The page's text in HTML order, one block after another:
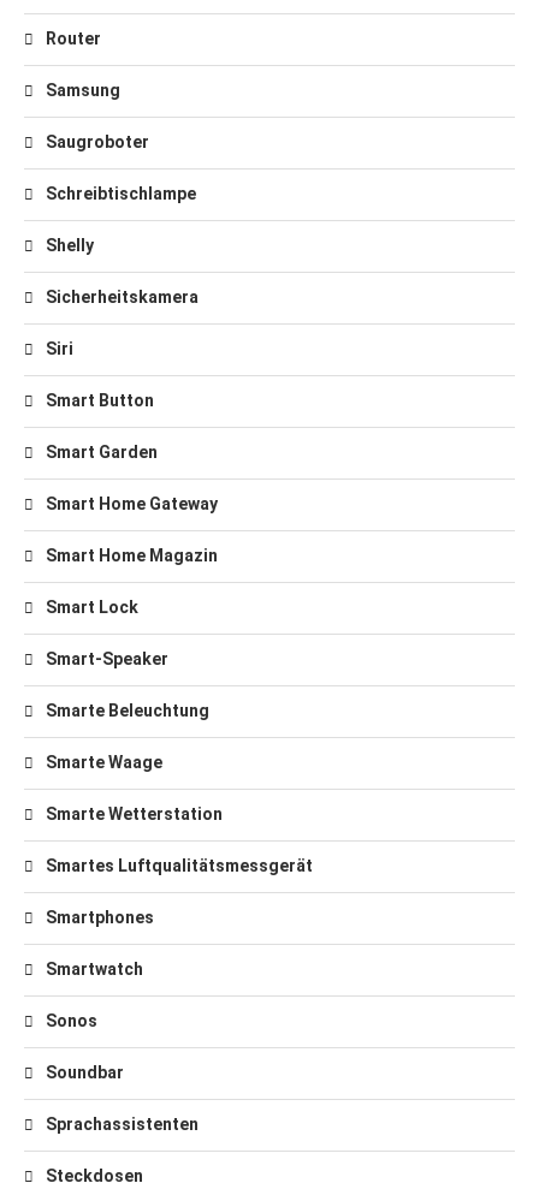
Router
Samsung
Saugroboter
Schreibtischlampe
Shelly
Sicherheitskamera
Siri
Smart Button
Smart Garden
Smart Home Gateway
Smart Home Magazin
Smart Lock
Smart-Speaker
Smarte Beleuchtung
Smarte Waage
Smarte Wetterstation
Smartes Luftqualitätsmessgerät
Smartphones
Smartwatch
Sonos
Soundbar
Sprachassistenten
Steckdosen